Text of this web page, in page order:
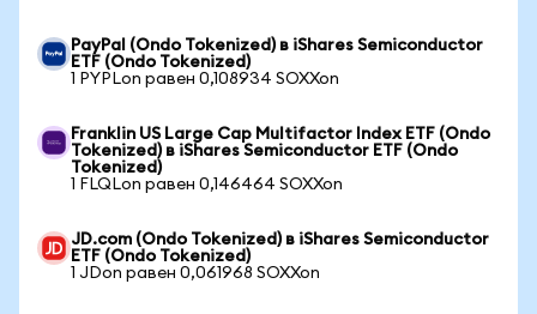
PayPal (Ondo Tokenized) в iShares Semiconductor
ETF (Ondo Tokenized)
1 PYPLon равен 0,108934 SOXXon
Franklin US Large Cap Multifactor Index ETF (Ondo
Tokenized) в iShares Semiconductor ETF (Ondo
Tokenized)
1 FLQLon равен 0,146464 SOXXon
JD.com (Ondo Tokenized) в iShares Semiconductor
ETF (Ondo Tokenized)
1 JDon равен 0,061968 SOXXon